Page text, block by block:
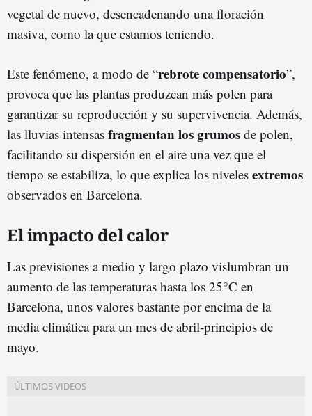
vegetal de nuevo, desencadenando una floración
masiva, como la que estamos teniendo.
Este fenómeno, a modo de “rebrote compensatorio”,
provoca que las plantas produzcan más polen para
garantizar su reproducción y su supervivencia. Además,
las lluvias intensas fragmentan los grumos de polen,
facilitando su dispersión en el aire una vez que el
tiempo se estabiliza, lo que explica los niveles extremos
observados en Barcelona.
El impacto del calor
Las previsiones a medio y largo plazo vislumbran un
aumento de las temperaturas hasta los 25°C en
Barcelona, unos valores bastante por encima de la
media climática para un mes de abril-principios de
mayo.